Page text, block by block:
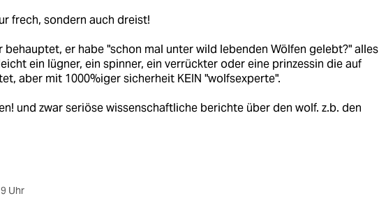
frech, sondern auch dreist!
behauptet, er habe "schon mal unter wild lebenden Wölfen gelebt?" alles
ein lügner, ein spinner, ein verrückter oder eine prinzessin die auf
aber mit 1000%iger sicherheit KEIN "wolfsexperte".
und zwar seriöse wissenschaftliche berichte über den wolf. z.b. den
Uhr